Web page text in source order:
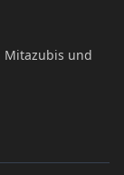
Mitazubis und